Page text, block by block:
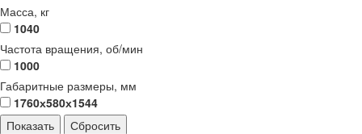
Масса, кг
1040
Частота вращения, об/мин
1000
Габаритные размеры, мм
1760х580х1544